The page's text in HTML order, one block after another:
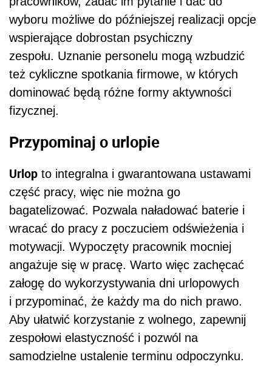
wyboru możliwe do późniejszej realizacji opcje
wspierające dobrostan psychiczny
zespołu. Uznanie personelu mogą wzbudzić
też cykliczne spotkania firmowe, w których
dominować będą różne formy aktywności
fizycznej.
Przypominaj o urlopie
Urlop to integralna i gwarantowana ustawami
część pracy, więc nie można go
bagatelizować. Pozwala naładować baterie i
wracać do pracy z poczuciem odświeżenia i
motywacji. Wypoczęty pracownik mocniej
angażuje się w pracę. Warto więc zachęcać
załogę do wykorzystywania dni urlopowych
i przypominać, że każdy ma do nich prawo.
Aby ułatwić korzystanie z wolnego, zapewnij
zespołowi elastyczność i pozwól na
samodzielne ustalenie terminu odpoczynku.